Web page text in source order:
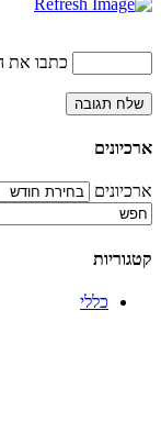
כתבו את
ארכיונים
ארכיונים
קטגוריות
כללי